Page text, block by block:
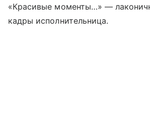
«Красивые моменты…» —
кадры исполнительница.